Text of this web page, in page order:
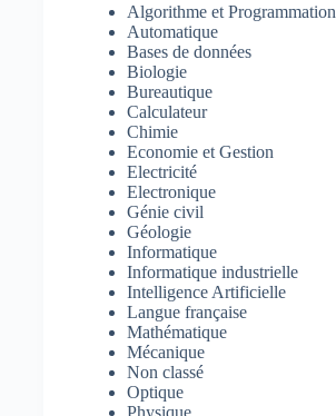
Algorithme et Programmation
Automatique
Bases de données
Biologie
Bureautique
Calculateur
Chimie
Economie et Gestion
Electricité
Electronique
Génie civil
Géologie
Informatique
Informatique industrielle
Intelligence Artificielle
Langue française
Mathématique
Mécanique
Non classé
Optique
Physique